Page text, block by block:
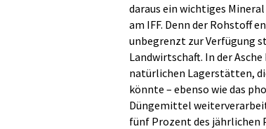
daraus ein wichtiges
am IFF. Denn der Rohstoff
unbegrenzt zur Verfügung
Landwirtschaft. In der
natürlichen Lagerstätten,
könnte – ebenso wie das
Düngemittel
fünf Prozent des jährlichen